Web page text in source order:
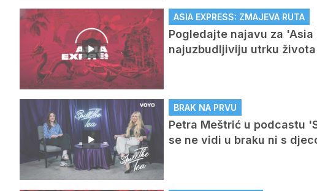
ASIA EXPRESS: ZMAJEVA RUTA
Pogledajte najavu za
najuzbudljiviju utrku
BRAK NA PRVU
Petra Meštrić u podcastu
se ne vidi u braku ni s